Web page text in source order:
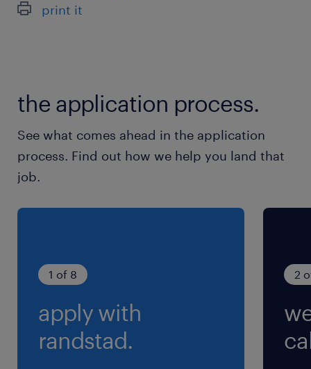
休日休暇
9:00-18:00（実働8時間00分・休憩60分）
残業
残業は基本ありません
※規定あり
print it
the application process.
See what comes ahead in the application
process. Find out how we help you land that
job.
1 of 8
apply with
randstad.
2